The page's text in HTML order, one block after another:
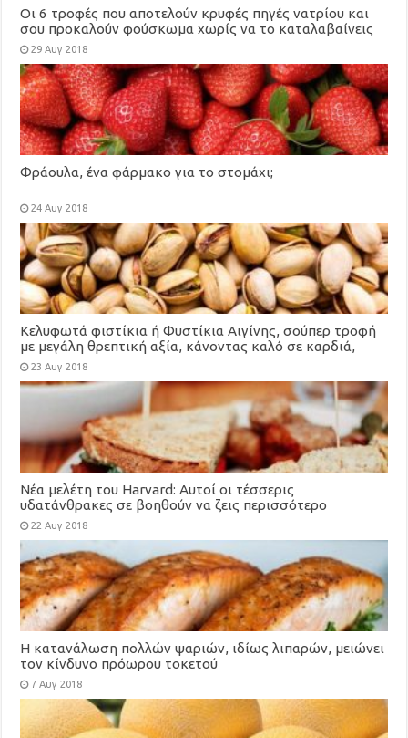
Οι 6 τροφές που αποτελούν κρυφές πηγές νατρίου και
σου προκαλούν φούσκωμα χωρίς να το καταλαβαίνεις
29 Αυγ 2018
Φράουλα, ένα φάρμακο για το στομάχι;
24 Αυγ 2018
Κελυφωτά φιστίκια ή Φυστίκια Αιγίνης, σούπερ τροφή
με μεγάλη θρεπτική αξία, κάνοντας καλό σε καρδιά,
χοληστερίνη, μάτια, αδυνάτισμα
23 Αυγ 2018
Νέα μελέτη του Harvard: Αυτοί οι τέσσερις
υδατάνθρακες σε βοηθούν να ζεις περισσότερο
22 Αυγ 2018
Η κατανάλωση πολλών ψαριών, ιδίως λιπαρών, μειώνει
τον κίνδυνο πρόωρου τοκετού
7 Αυγ 2018